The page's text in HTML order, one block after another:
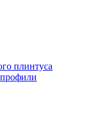
плинтуса